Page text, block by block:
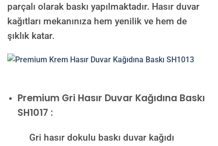
parçalı olarak baskı yapılmaktadır. Hasır duvar
kağıtları mekanınıza hem yenilik ve hem de
şıklık katar.
Premium Gri Hasır Duvar Kağıdına Baskı
SH1017 :
Gri hasır dokulu baskı duvar kağıdı